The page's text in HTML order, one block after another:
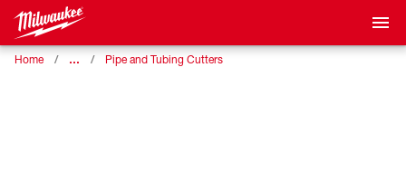
Home … Pipe and Tubing Cutters